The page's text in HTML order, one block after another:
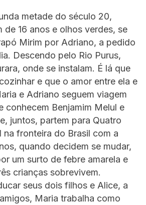
metade do século 20,
de 16 anos e olhos verdes, se
Mirim por Adriano, a pedido
Descendo pelo Rio Purus,
onde se instalam. É lá que
e que o amor entre ela e
e Adriano seguem viagem
conhecem Benjamim Melul e
juntos, partem para Quatro
na fronteira do Brasil com a
quando decidem se mudar,
um surto de febre amarela e
crianças sobrevivem.
seus dois filhos e Alice, a
Maria trabalha como